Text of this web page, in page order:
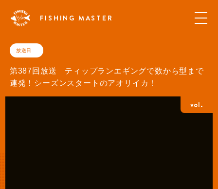
FISHING MASTER
放送日
第387回放送 ティップランエギングで数から型まで
連発！シーズンスタートのアオリイカ！
vol.